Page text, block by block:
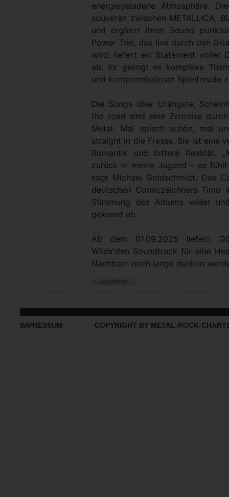
energiegeladene Atmosphäre.
souverän zwischen METALLICA,
und ergänzt ihren Sound
Power Trio, das live durch den
wird, liefert ein Statement voller
ab. Ihr gelingt es komplexe
und kompromissloser Spielfreude
Die Songs über Urängste,
the road sind eine Zeitreise
Metal. Mal episch schön, mal
straight in die Fresse. Sie ist eine
Romantik und bittere Realität.
zurück in meine Jugend – es
sagt Michael Goldschmidt. Das
deutschen Comiczeichners
Stimmung des Albums wider
gekonnt ab.
Ab dem 01.09.2025 liefern
Wilds“den Soundtrack für eine
Nachbarn noch lange denken
IMPRESSUM COPYRIGHT BY METAL-ROCK-